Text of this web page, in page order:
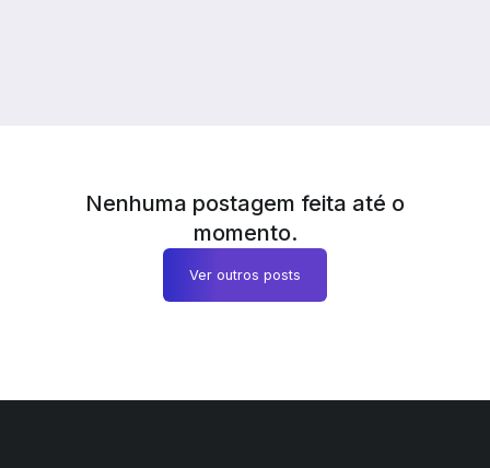
Nenhuma postagem feita até o
momento.
Ver outros posts